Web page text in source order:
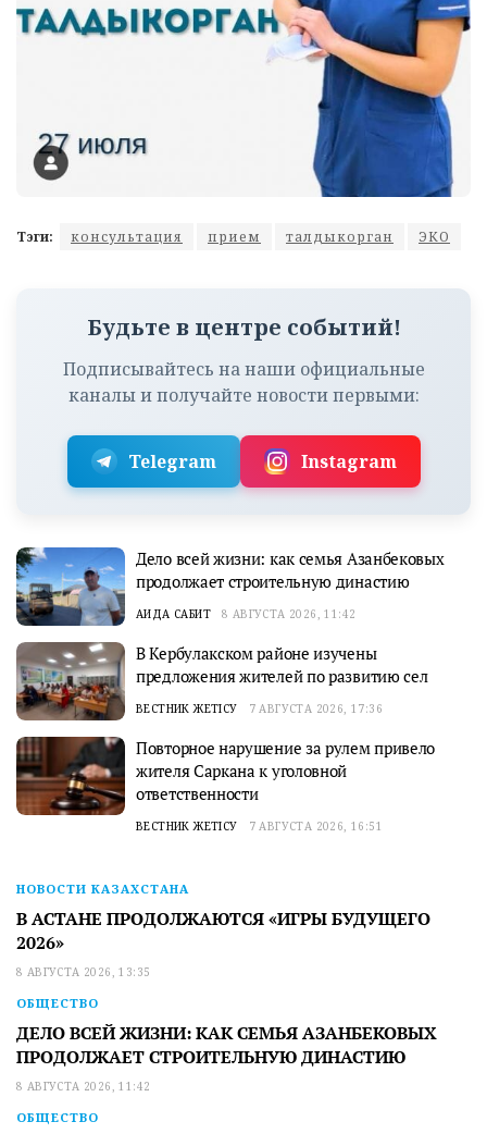
Тэги: консультация прием талдыкорган ЭКО
Будьте в центре событий!
Подписывайтесь на наши официальные
каналы и получайте новости первыми:
Telegram Instagram
Дело всей жизни: как семья Азанбековых
продолжает строительную династию
АИДА САБИТ 8 АВГУСТА 2026, 11:42
В Кербулакском районе изучены
предложения жителей по развитию сел
ВЕСТНИК ЖЕТІСУ 7 АВГУСТА 2026, 17:36
Повторное нарушение за рулем привело
жителя Саркана к уголовной
ответственности
ВЕСТНИК ЖЕТІСУ 7 АВГУСТА 2026, 16:51
НОВОСТИ КАЗАХСТАНА
В АСТАНЕ ПРОДОЛЖАЮТСЯ «ИГРЫ БУДУЩЕГО
2026»
8 АВГУСТА 2026, 13:35
ОБЩЕСТВО
ДЕЛО ВСЕЙ ЖИЗНИ: КАК СЕМЬЯ АЗАНБЕКОВЫХ
ПРОДОЛЖАЕТ СТРОИТЕЛЬНУЮ ДИНАСТИЮ
8 АВГУСТА 2026, 11:42
ОБЩЕСТВО